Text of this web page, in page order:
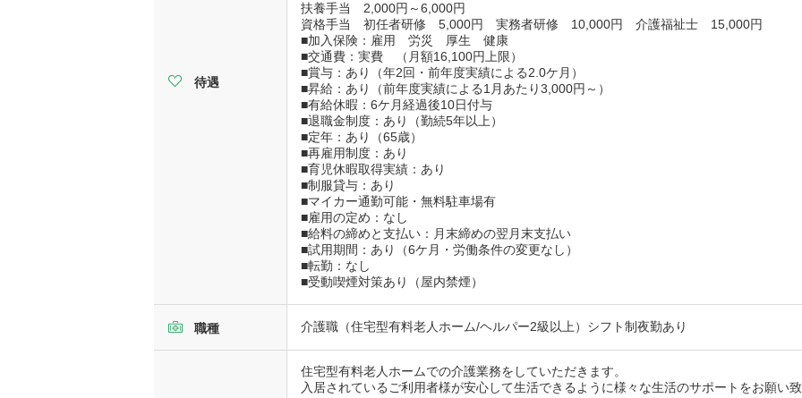
待遇
扶養手当 2,000円～6,000円
資格手当 初任者研修 5,000円 実務者研修 10,000円 介護福祉士 15,000円
■加入保険：雇用 労災 厚生 健康
■交通費：実費 （月額16,100円上限）
■賞与：あり（年2回・前年度実績による2.0ケ月）
■昇給：あり（前年度実績による1月あたり3,000円～）
■有給休暇：6ケ月経過後10日付与
■退職金制度：あり（勤続5年以上）
■定年：あり（65歳）
■再雇用制度：あり
■育児休暇取得実績：あり
■制服貸与：あり
■マイカー通勤可能・無料駐車場有
■雇用の定め：なし
■給料の締めと支払い：月末締めの翌月末支払い
■試用期間：あり（6ケ月・労働条件の変更なし）
■転勤：なし
■受動喫煙対策あり（屋内禁煙）
職種 介護職（住宅型有料老人ホーム/ヘルパー2級以上）シフト制夜勤あり
住宅型有料老人ホームでの介護業務をしていただきます。
入居されているご利用者様が安心して生活できるように様々な生活のサポートをお願い